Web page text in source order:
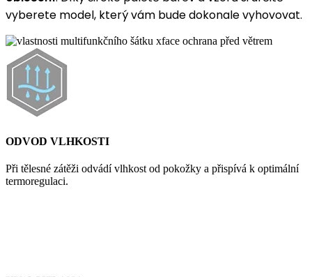
vyberete model, který vám bude dokonale vyhovovat.
ODVOD VLHKOSTI
Při tělesné zátěži odvádí vlhkost od pokožky a přispívá k optimální
termoregulaci.